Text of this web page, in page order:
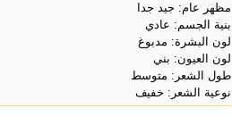
مظهر عام: جيد جدا
بنية الجسم: عادي
لون البشرة: مدبوغ
لون العيون: بني
طول الشعر: متوسط
نوعية الشعر: خفيف